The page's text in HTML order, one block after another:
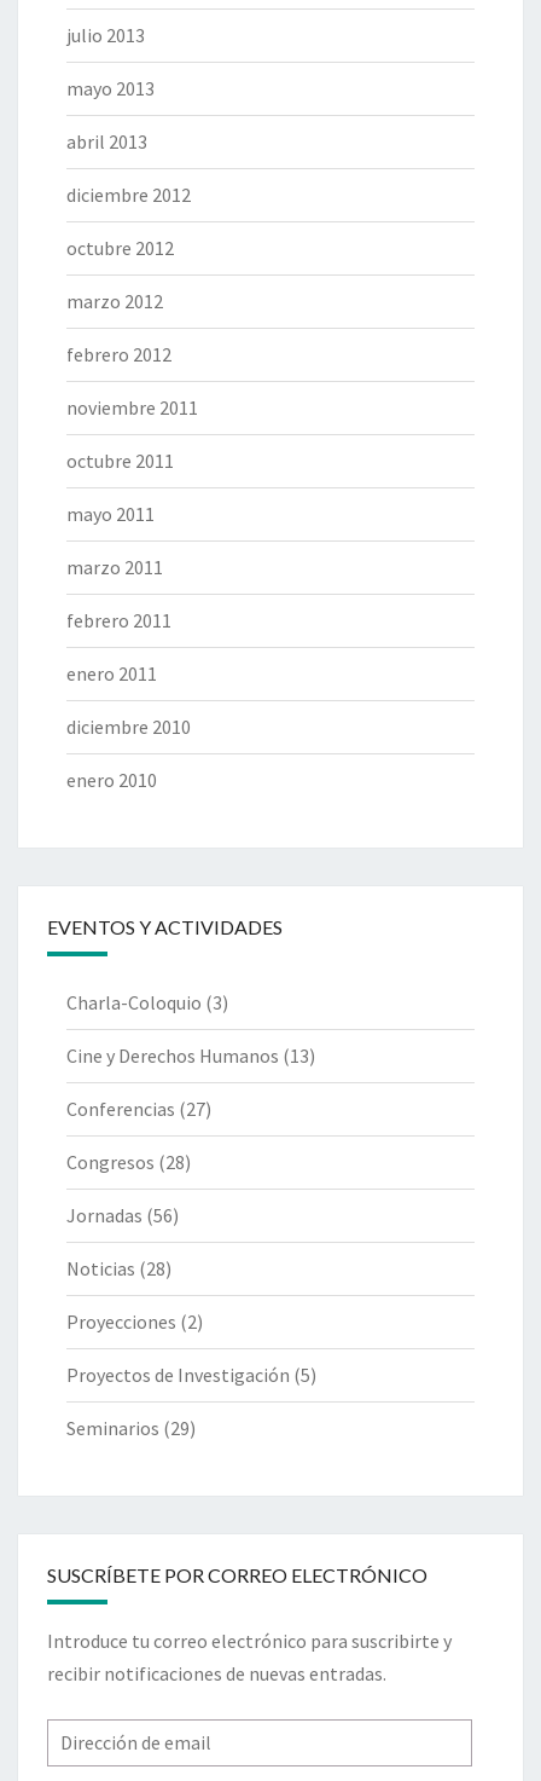
julio 2013
mayo 2013
abril 2013
diciembre 2012
octubre 2012
marzo 2012
febrero 2012
noviembre 2011
octubre 2011
mayo 2011
marzo 2011
febrero 2011
enero 2011
diciembre 2010
enero 2010
EVENTOS Y ACTIVIDADES
Charla-Coloquio (3)
Cine y Derechos Humanos (13)
Conferencias (27)
Congresos (28)
Jornadas (56)
Noticias (28)
Proyecciones (2)
Proyectos de Investigación (5)
Seminarios (29)
SUSCRÍBETE POR CORREO ELECTRÓNICO
Introduce tu correo electrónico para suscribirte y
recibir notificaciones de nuevas entradas.
Dirección
de